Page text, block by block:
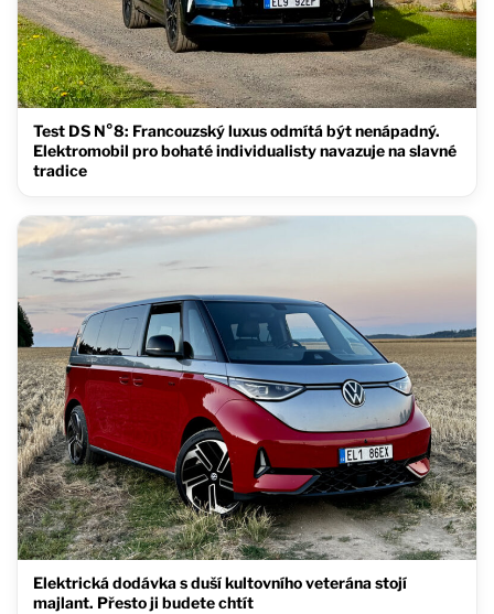
Test DS N°8: Francouzský luxus odmítá být nenápadný.
Elektromobil pro bohaté individualisty navazuje na slavné
tradice
Elektrická dodávka s duší kultovního veterána stojí
majlant. Přesto ji budete chtít